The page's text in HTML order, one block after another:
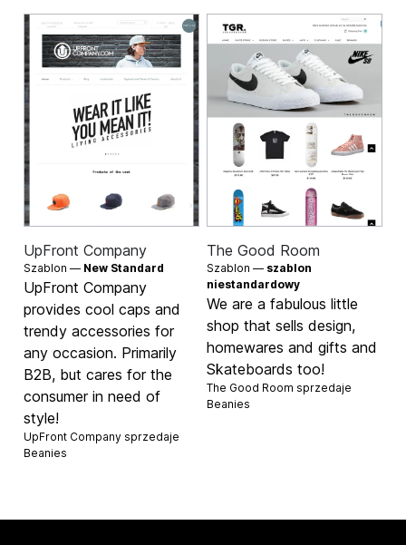
UpFront Company
Szablon — New Standard
UpFront Company
provides cool caps and
trendy accessories for
any occasion. Primarily
B2B, but cares for the
consumer in need of
style!
UpFront Company sprzedaje
Beanies
The Good Room
Szablon — szablon
niestandardowy
We are a fabulous little
shop that sells design,
homewares and gifts and
Skateboards too!
The Good Room sprzedaje
Beanies